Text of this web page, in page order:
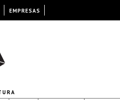
EMPRESAS